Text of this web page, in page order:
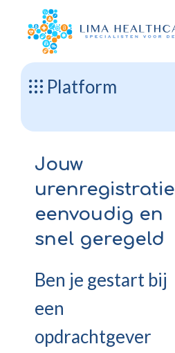
Platform
Jouw
urenregistratie
eenvoudig en
snel geregeld
Ben je gestart bij
een
opdrachtgever